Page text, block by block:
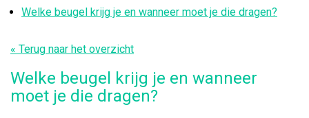
Welke beugel krijg je en wanneer moet je die dragen?
« Terug naar het overzicht
Welke beugel krijg je en wanneer
moet je die dragen?